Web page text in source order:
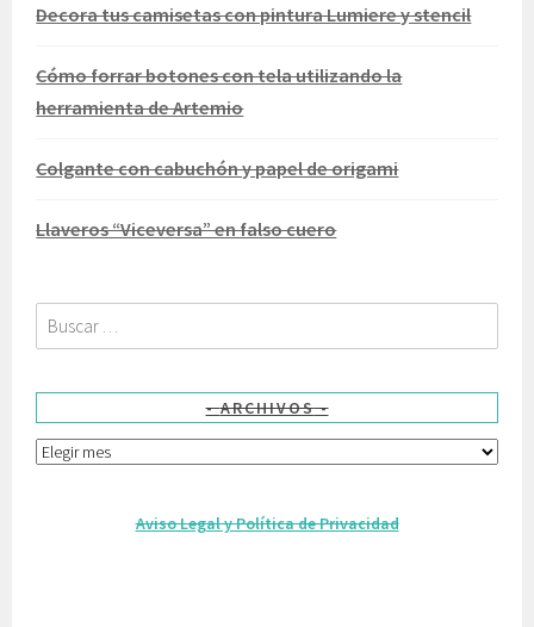
Decora tus camisetas con pintura Lumiere y stencil
Cómo forrar botones con tela utilizando la
herramienta de Artemio
Colgante con cabuchón y papel de origami
Llaveros “Viceversa” en falso cuero
Buscar:
ARCHIVOS
Archivos
Aviso Legal y Política de Privacidad